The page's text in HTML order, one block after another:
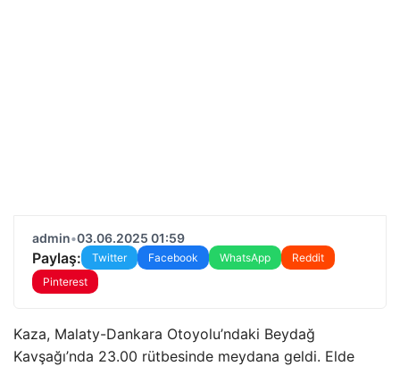
admin•03.06.2025 01:59
Paylaş: Twitter Facebook WhatsApp
Reddit
Pinterest
Kaza, Malaty-Dankara Otoyolu’ndaki Beydağ
Kavşağı’nda 23.00 rütbesinde meydana geldi. Elde